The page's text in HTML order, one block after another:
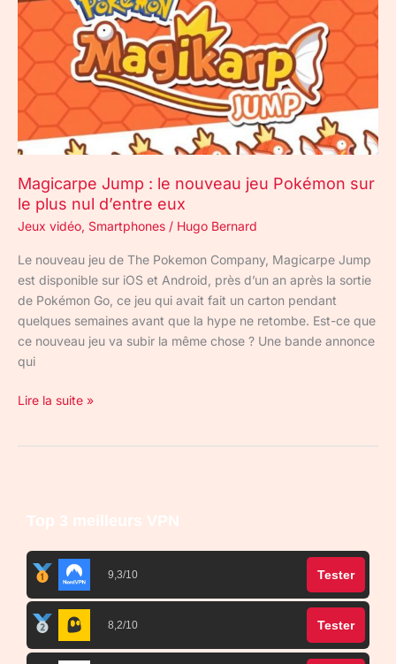
Magicarpe Jump : le nouveau jeu Pokémon sur
le plus nul d’entre eux
Jeux vidéo, Smartphones / Hugo Bernard
Le nouveau jeu de The Pokemon Company, Magicarpe Jump
est disponible sur iOS et Android, près d’un an après la sortie
de Pokémon Go, ce jeu qui avait fait un carton pendant
quelques semaines avant que la hype ne retombe. Est-ce que
ce nouveau jeu va subir la même chose ? Une bande annonce
qui
le
nouveau
jeu
Pokémon
sur
plus
d’entre
eux
Lire la suite »
Top 3 meilleurs VPN
9,3/10 Tester
8,2/10 Tester